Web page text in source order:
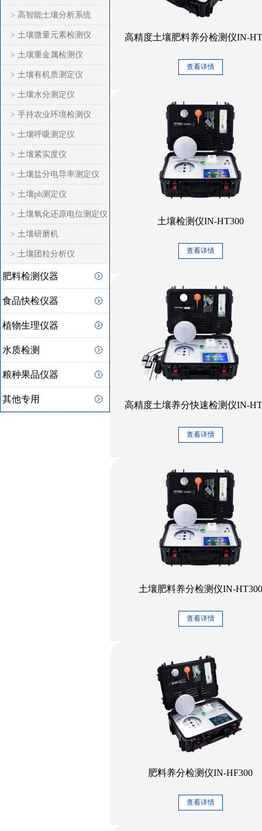
> 高智能土壤分析系统
> 土壤微量元素检测仪
> 土壤重金属检测仪
> 土壤有机质测定仪
> 土壤水分测定仪
> 手持农业环境检测仪
> 土壤呼吸测定仪
> 土壤紧实度仪
> 土壤盐分电导率测定仪
> 土壤ph测定仪
> 土壤氧化还原电位测定仪
> 土壤研磨机
> 土壤团粒分析仪
肥料检测仪器
食品快检仪器
植物生理仪器
水质检测
粮种果品仪器
其他专用
高精度土壤肥料养分检测仪IN-
查看详情
土壤检测仪IN-HT300
查看详情
高精度土壤养分快速检测仪IN-
查看详情
土壤肥料养分检测仪IN-HT300
查看详情
肥料养分检测仪IN-HF300
查看详情